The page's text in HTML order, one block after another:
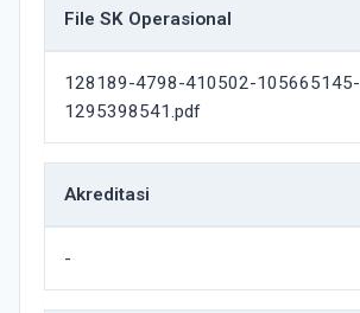
File SK Operasional
128189-4798-410502-105665145-
1295398541.pdf
Akreditasi
-